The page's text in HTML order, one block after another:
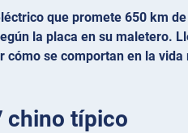
que promete 650 km
la placa en su maletero.
se comportan en la vida
chino típico